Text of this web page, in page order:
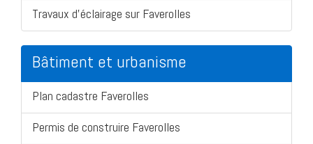
Travaux d'éclairage sur Faverolles
Bâtiment et urbanisme
Plan cadastre Faverolles
Permis de construire Faverolles